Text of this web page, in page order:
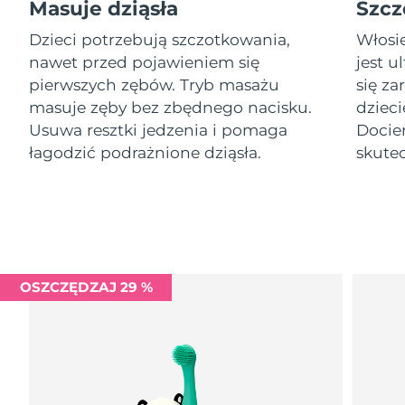
Masuje dziąsła
Dzieci potrzebują szczotkowania,
nawet przed pojawieniem się
pierwszych zębów. Tryb masażu
masuje zęby bez zbędnego nacisku.
Usuwa resztki jedzenia i pomaga
łagodzić podrażnione dziąsła.
jest
się
OSZCZĘDZAJ 29 %
Ceramide-powered LED booster
Kupuj
FOREO APP
O NAS
Gibraltar
8/14/26
Grecja
Oczekiwany czas dostawy
8/10/26
SRA Hongkong
(Chiny)
Oczekiwany czas dostawy
8/11/26
Indonezja